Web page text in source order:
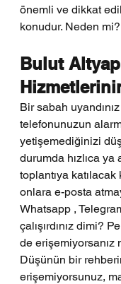
önemli ve dikkat
konudur. Neden mi?
Bulut
Bir sabah
telefonunuzun
yetişemediğinizi
durumda hızlıca ya
toplantıya
onlara e-posta
Whatsapp ,
çalışırdınız dimi?
de erişemiyorsanız
Düşünün bir
erişemiyorsunuz,